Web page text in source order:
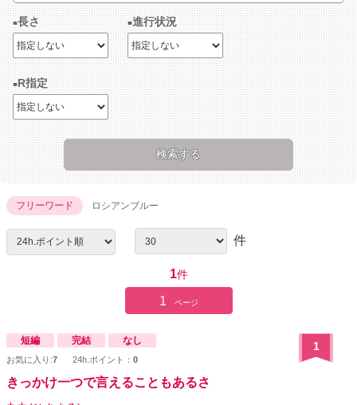
長さ 進行状況
R指定
フリーワード ロシアンブルー
件
1件
1 ページ
短編 完結 なし
お気に入り:7 24h.ポイント： 0
1
きっかけ一つで言えることもあるさ